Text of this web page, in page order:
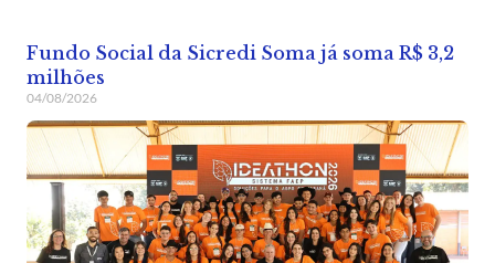
Fundo Social da Sicredi Soma já soma R$ 3,2
milhões
04/08/2026